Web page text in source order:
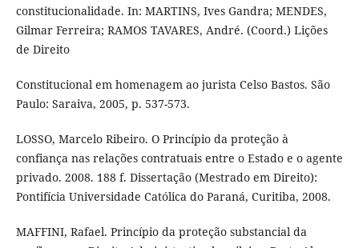
constitucionalidade. In: MARTINS, Ives Gandra; MENDES,
Gilmar Ferreira; RAMOS TAVARES, André. (Coord.) Lições
de Direito
Constitucional em homenagem ao jurista Celso Bastos. São
Paulo: Saraiva, 2005, p. 537-573.
LOSSO, Marcelo Ribeiro. O Princípio da proteção à
confiança nas relações contratuais entre o Estado e o agente
privado. 2008. 188 f. Dissertação (Mestrado em Direito):
Pontifícia Universidade Católica do Paraná, Curitiba, 2008.
MAFFINI, Rafael. Princípio da proteção substancial da